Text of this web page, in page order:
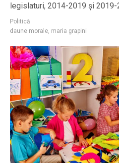
legislaturi, 2014-2019 și 2019-
Politică
daune morale, maria grapini